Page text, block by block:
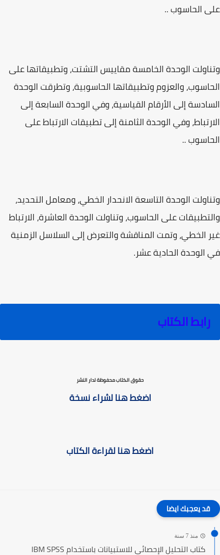
على الحاسوب ..
وتناولت الوحدة الخامسة مقاییس التشتت، وتطبيقاتها على
الحاسوب، والعزوم وتطبيقاتها الحاسوبية، وتطرقت الوحدة
السادسة إلى الأرقام القياسية، وفي الوحدة السابعة إلى
الارتباط، وفي الوحدة الثامنة إلى تطبيقات الارتباط على
الحاسوب ..
وتناولت الوحدة التاسعة الانحدار الخطي، ومعامل التحديد،
والتطبيقات على الحاسوب، وتناولت الوحدة العاشرة، الارتباط
غير الخطي، وتمت المناقشة والتعرض إلى السلاسل الزمنية
في الوحدة الحادية عشر.
رابط الكتاب
حقوق الكتاب محفوظة لدار النشر
اضغط هنا لشراء نسخة
اضغط هنا لقراءة الكتاب
قد يعجبك ايضا
منذ 7 سنة
كتاب التحليل الإحصائي للاستبيانات باستخدام IBM SPSS